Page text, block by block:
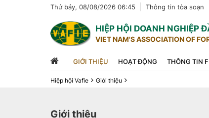
Thứ bảy, 08/08/2026 06:45 Thông tin tòa soạn
HIỆP HỘI DOANH NGHIỆP
VIET NAM'S ASSOCIATION OF
GIỚI THIỆU HOẠT ĐỘNG THÔNG TIN
Hiệp hội Vafie
Giới thiệu
Giới thiệu